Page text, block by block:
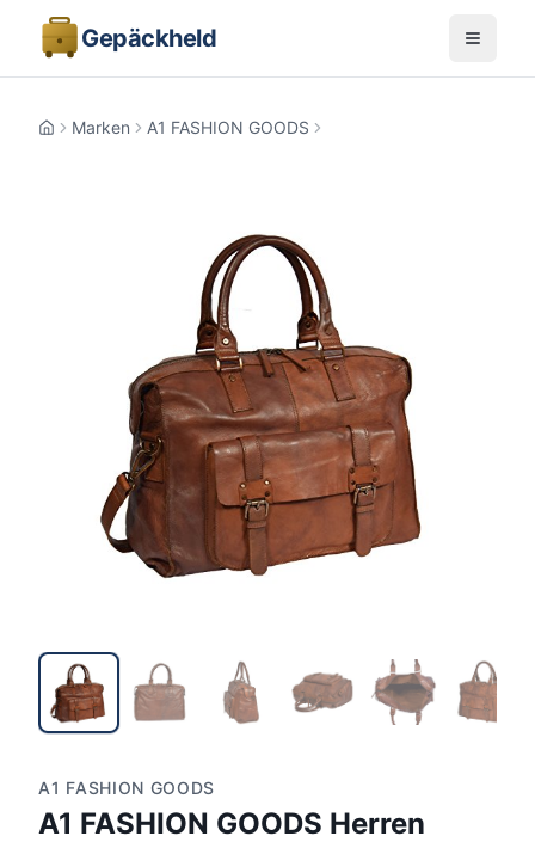
Gepäckheld
HomeMarken A1 FASHION GOODS
A1 FASHION GOODS
A1 FASHION GOODS Herren